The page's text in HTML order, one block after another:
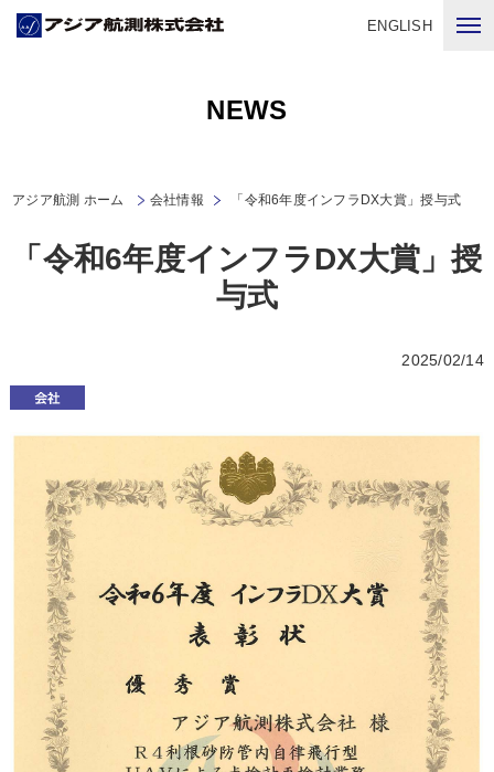
ENGLISH
NEWS
アジア航測 ホーム 会社情報 「令和6年度インフラDX大賞」授与式
「令和6年度インフラDX大賞」授
与式
2025/02/14